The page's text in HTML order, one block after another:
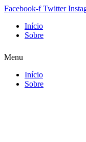
Facebook-f Twitter
Início
Sobre
Menu
Início
Sobre